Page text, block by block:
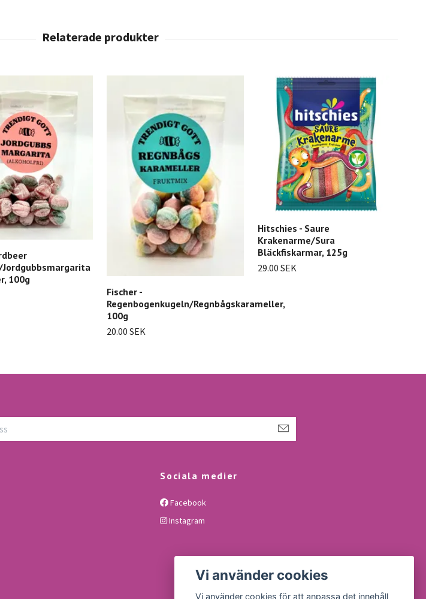
100g
Fischer -
Regenbogenkugeln/Regnbågskarameller,
100g
20.00 SEK
Hitschies - Saure
Krakenarme/Sura
Bläckfiskarmar, 125g
29.00 SEK
Sociala medier
Facebook
Instagram
Vi använder cookies
Vi använder cookies för att anpassa det innehåll